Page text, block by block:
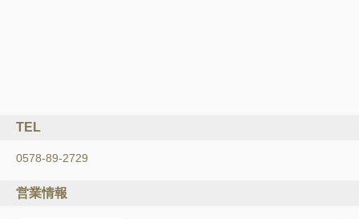
TEL
0578-89-2729
営業情報